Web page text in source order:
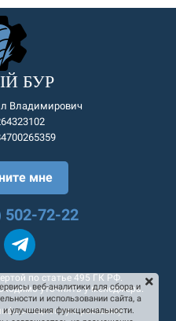
БУР
Владимирович
мне
502-72-22
по статье 495 ГК РФ.
уточнять у менеджера.
рассылку
веб-аналитики для сбора и
и использовании сайта, а
улучшения функциональности.